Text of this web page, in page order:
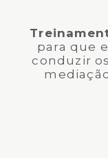
para que
conduzir